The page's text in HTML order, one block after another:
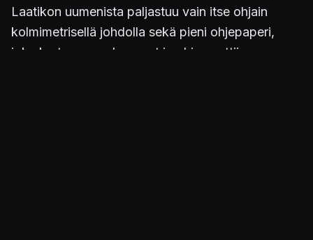
Laatikon uumenista paljastuu vain itse ohjain
kolmimetrisellä johdolla sekä pieni ohjepaperi,
joka kertoo perushommat ja ohjaa nettiin